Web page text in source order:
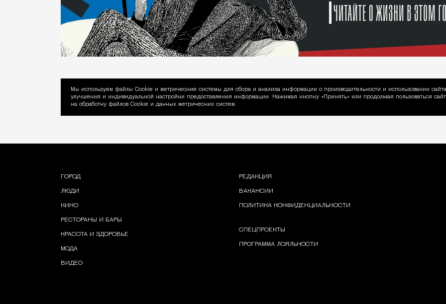
Уведомление об использовании Cookie
Мы используем файлы Сookie и метрические системы для сбора и анализа информации о производительности и использовании
улучшения и индивидуальной настройки предоставления информации. Нажимая кнопку «Принять» или продолжая пользоваться
на обработку файлов Cookie и данных метрических систем.
ГОРОД
ЛЮДИ
КИНО
РЕСТОРАНЫ И БАРЫ
КРАСОТА И ЗДОРОВЬЕ
МОДА
ВИДЕО
РЕДАКЦИЯ
ВАКАНСИИ
ПОЛИТИКА КОНФИДЕНЦИАЛЬНОСТИ
СПЕЦПРОЕКТЫ
ПРОГРАММА ЛОЯЛЬНОСТИ